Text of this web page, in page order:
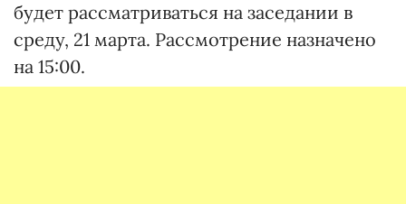
будет рассматриваться на заседании в
среду, 21 марта. Рассмотрение назначено
на 15:00.